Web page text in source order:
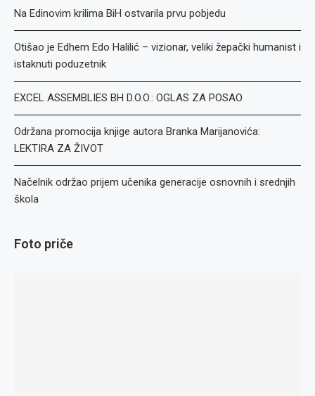
Na Edinovim krilima BiH ostvarila prvu pobjedu
Otišao je Edhem Edo Halilić – vizionar, veliki žepački humanist i
istaknuti poduzetnik
EXCEL ASSEMBLIES BH D.O.O.: OGLAS ZA POSAO
Održana promocija knjige autora Branka Marijanovića:
LEKTIRA ZA ŽIVOT
Načelnik održao prijem učenika generacije osnovnih i srednjih
škola
Foto priče